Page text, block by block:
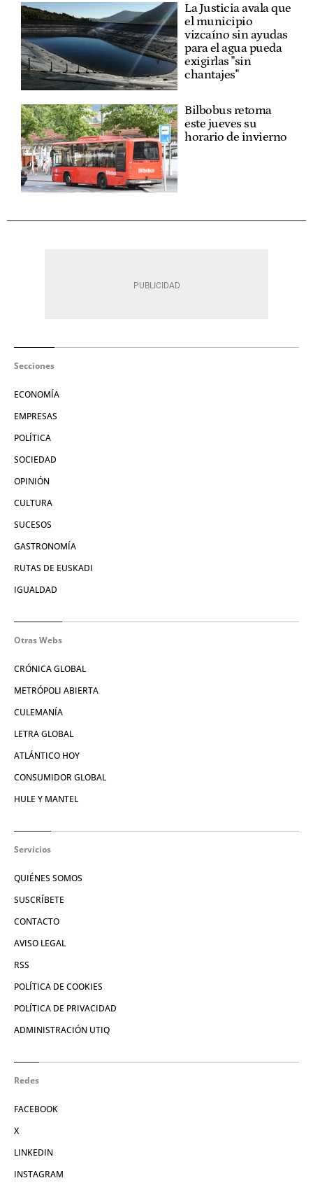
La Justicia avala que
el municipio
vizcaíno sin ayudas
para el agua pueda
exigirlas "sin
chantajes"
Bilbobus retoma
este jueves su
horario de invierno
Secciones
ECONOMÍA
EMPRESAS
POLÍTICA
SOCIEDAD
OPINIÓN
CULTURA
SUCESOS
GASTRONOMÍA
RUTAS DE EUSKADI
IGUALDAD
Otras Webs
CRÓNICA GLOBAL
METRÓPOLI ABIERTA
CULEMANÍA
LETRA GLOBAL
ATLÁNTICO HOY
CONSUMIDOR GLOBAL
HULE Y MANTEL
Servicios
QUIÉNES SOMOS
SUSCRÍBETE
CONTACTO
AVISO LEGAL
RSS
POLÍTICA DE COOKIES
POLÍTICA DE PRIVACIDAD
ADMINISTRACIÓN UTIQ
Redes
FACEBOOK
X
LINKEDIN
INSTAGRAM